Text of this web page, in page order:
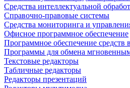
Средства интеллектуальной
Справочно-правовые системы
Средства мониторинга и
Офисное программное обеспечение
Программное обеспечение средств
Программы для обмена
Текстовые редакторы
Табличные редакторы
Редакторы презентаций